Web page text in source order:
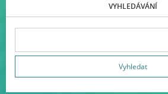
VYHLEDÁVÁNÍ